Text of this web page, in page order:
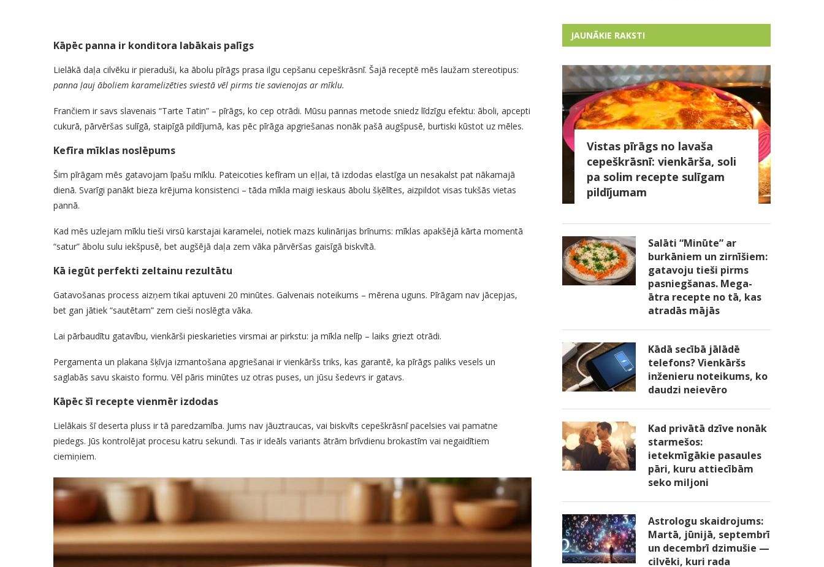
Kāpēc panna ir konditora labākais palīgs
Lielākā daļa cilvēku ir pieraduši, ka ābolu pīrāgs prasa ilgu cepšanu cepeškrāsnī. Šajā receptē mēs laužam stereotipus:
panna ļauj āboliem karamelizēties sviestā vēl pirms tie savienojas ar mīklu.
Frančiem ir savs slavenais “Tarte Tatin” – pīrāgs, ko cep otrādi. Mūsu pannas metode sniedz līdzīgu efektu: āboli, apcepti
cukurā, pārvēršas sulīgā, staipīgā pildījumā, kas pēc pīrāga apgriešanas nonāk pašā augšpusē, burtiski kūstot uz mēles.
Kefīra mīklas noslēpums
Šim pīrāgam mēs gatavojam īpašu mīklu. Pateicoties kefīram un eļļai, tā izdodas elastīga un nesakalst pat nākamajā
dienā. Svarīgi panākt bieza krējuma konsistenci – tāda mīkla maigi ieskaus ābolu šķēlītes, aizpildot visas tukšās vietas
pannā.
Kad mēs uzlejam mīklu tieši virsū karstajai karamelei, notiek mazs kulinārijas brīnums: mīklas apakšējā kārta momentā
“satur” ābolu sulu iekšpusē, bet augšējā daļa zem vāka pārvēršas gaisīgā biskvītā.
Kā iegūt perfekti zeltainu rezultātu
Gatavošanas process aizņem tikai aptuveni 20 minūtes. Galvenais noteikums – mērena uguns. Pīrāgam nav jācepjas,
bet gan jātiek “sautētam” zem cieši noslēgta vāka.
Lai pārbaudītu gatavību, vienkārši pieskarieties virsmai ar pirkstu: ja mīkla nelīp – laiks griezt otrādi.
Pergamenta un plakana šķīvja izmantošana apgriešanai ir vienkāršs triks, kas garantē, ka pīrāgs paliks vesels un
saglabās savu skaisto formu. Vēl pāris minūtes uz otras puses, un jūsu šedevrs ir gatavs.
Kāpēc šī recepte vienmēr izdodas
Lielākais šī deserta pluss ir tā paredzamība. Jums nav jāuztraucas, vai biskvīts cepeškrāsnī pacelsies vai pamatne
piedegs. Jūs kontrolējat procesu katru sekundi. Tas ir ideāls variants ātrām brīvdienu brokastīm vai negaidītiem
ciemiņiem.
JAUNĀKIE RAKSTI
Vistas pīrāgs no lavaša
cepeškrāsnī: vienkārša, soli
pa solim recepte sulīgam
pildījumam
Salāti “Minūte” ar
burkāniem un zirnīšiem:
gatavoju tieši pirms
pasniegšanas. Mega-
ātra recepte no tā, kas
atradās mājās
Kādā secībā jālādē
telefons? Vienkāršs
inženieru noteikums, ko
daudzi neievēro
Kad privātā dzīve nonāk
starmešos:
ietekmīgākie pasaules
pāri, kuru attiecībām
seko miljoni
Astrologu skaidrojums:
Martā, jūnijā, septembrī
un decembrī dzimušie —
cilvēki, kuri rada